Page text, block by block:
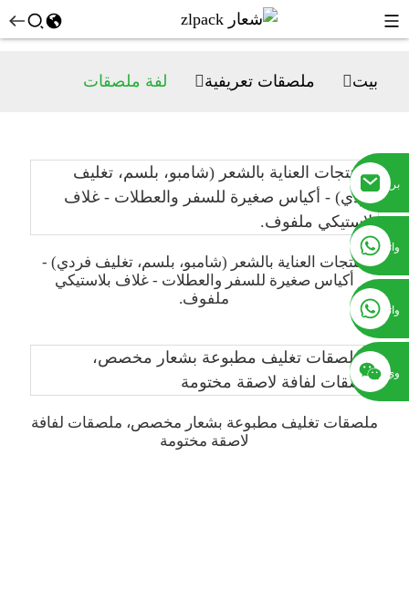
بريد
إلكتروني
واتساب
واتساب
وي
بيت ملصقات تعريفية لفة ملصقات
منتجات العناية بالشعر (شامبو، بلسم، تغليف فردي) -
أكياس صغيرة للسفر والعطلات - غلاف بلاستيكي
ملفوف.
ملصقات تغليف مطبوعة بشعار مخصص، ملصقات لفافة
لاصقة مختومة